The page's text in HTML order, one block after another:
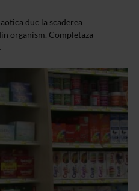
duc la scaderea
organism. Completaza